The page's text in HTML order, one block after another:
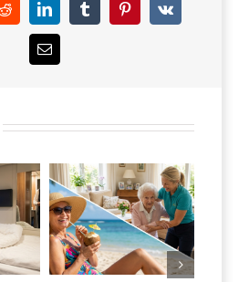
RedditLinkedInTumblrPinterest
Vk
Email